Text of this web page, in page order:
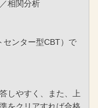
相関分析
センター型CBT）で
しやすく、また、上